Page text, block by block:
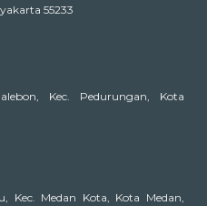
55233
Kec. Pedurungan, Kota
Kec. Medan Kota, Kota Medan,